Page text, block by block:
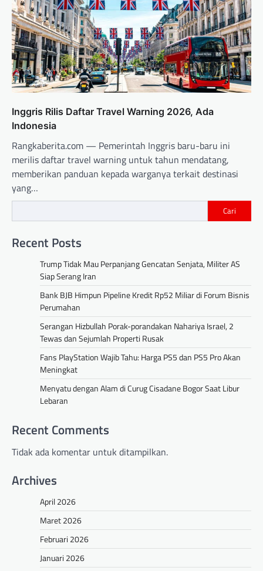
Inggris Rilis Daftar Travel Warning 2026, Ada
Indonesia
Rangkaberita.com — Pemerintah Inggris baru-baru ini
merilis daftar travel warning untuk tahun mendatang,
memberikan panduan kepada warganya terkait destinasi
yang…
Cari
Recent Posts
Trump Tidak Mau Perpanjang Gencatan Senjata, Militer AS
Siap Serang Iran
Bank BJB Himpun Pipeline Kredit Rp52 Miliar di Forum Bisnis
Perumahan
Serangan Hizbullah Porak-porandakan Nahariya Israel, 2
Tewas dan Sejumlah Properti Rusak
Fans PlayStation Wajib Tahu: Harga PS5 dan PS5 Pro Akan
Meningkat
Menyatu dengan Alam di Curug Cisadane Bogor Saat Libur
Lebaran
Recent Comments
Tidak ada komentar untuk ditampilkan.
Archives
April 2026
Maret 2026
Februari 2026
Januari 2026